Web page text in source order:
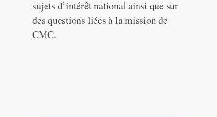
sujets d’intérêt national ainsi que sur
des questions liées à la mission de
CMC.